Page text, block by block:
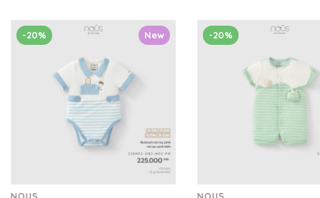
New
-20% -20%